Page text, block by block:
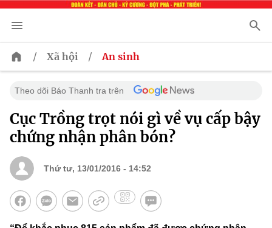
/ Xã hội / An sinh
Theo dõi Báo Thanh tra trên
Cục Trồng trọt nói gì về vụ cấp bậy
chứng nhận phân bón?
Thứ tư, 13/01/2016 - 14:52